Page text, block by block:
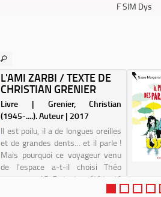
F SIM Dys
L'AMI ZARBI / TEXTE DE
CHRISTIAN GRENIER
Livre | Grenier, Christian
(1945-....). Auteur | 2017
Il est poilu, il a de longues oreilles
et de grandes dents… et il parle !
Mais pourquoi ce voyageur venu
de l'espace a-t-il choisi Théo
comme ami ? Ce texte a été testé
par des enfants et relu par une